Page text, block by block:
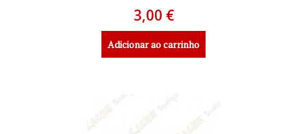
3,00 €
Adicionar ao carrinho